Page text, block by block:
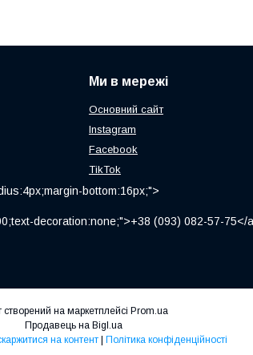
Ми в мережі
Основний сайт
Instagram
Facebook
TikTok
bottom:16px;">
decoration:none;">+38 (093) 082-57-
створений на маркетплейсі Prom.ua
Продавець на Bigl.ua
на контент Політика конфіденційності